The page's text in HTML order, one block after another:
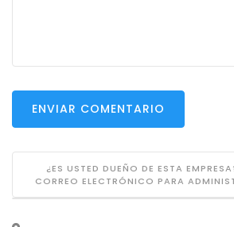
ENVIAR COMENTARIO
¿ES USTED DUEÑO DE ESTA
CORREO ELECTRÓNICO PARA